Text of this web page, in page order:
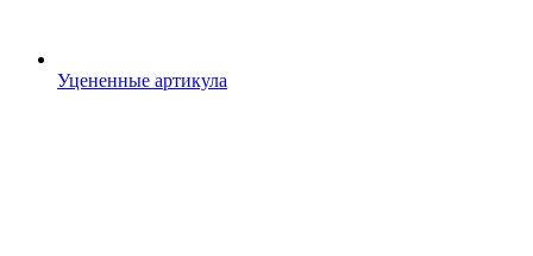
Уцененные артикула